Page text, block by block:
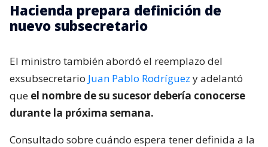
Hacienda prepara definición de
nuevo subsecretario
El ministro también abordó el reemplazo del
exsubsecretario Juan Pablo Rodríguez y adelantó
que el nombre de su sucesor debería conocerse
durante la próxima semana.
Consultado sobre cuándo espera tener definida a la